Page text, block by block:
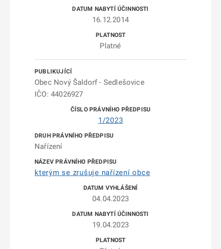
16.12.2014
Platné
Obec Nový Šaldorf - Sedlešovice
IČO: 44026927
1/2023
Nařízení
kterým se zrušuje nařízení obce
04.04.2023
19.04.2023